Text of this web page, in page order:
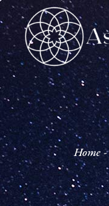
Skip
the
content
Home